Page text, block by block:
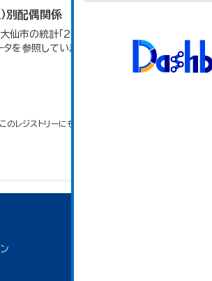
別配偶関係
大仙市の統計「2-12 年齢（5歳階級）別配
を参照しています。
レジストリーにもアクセス可能です